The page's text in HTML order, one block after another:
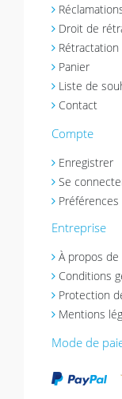
Droit de
Panier
Liste de
Contact
Compte
Enregistrer
Se
Entreprise
À propos de
Conditions
Protection
Mentions
Mode de